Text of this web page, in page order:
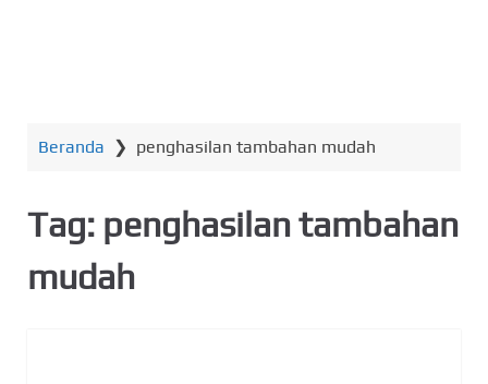
Beranda ❯ penghasilan tambahan mudah
Tag: penghasilan tambahan
mudah